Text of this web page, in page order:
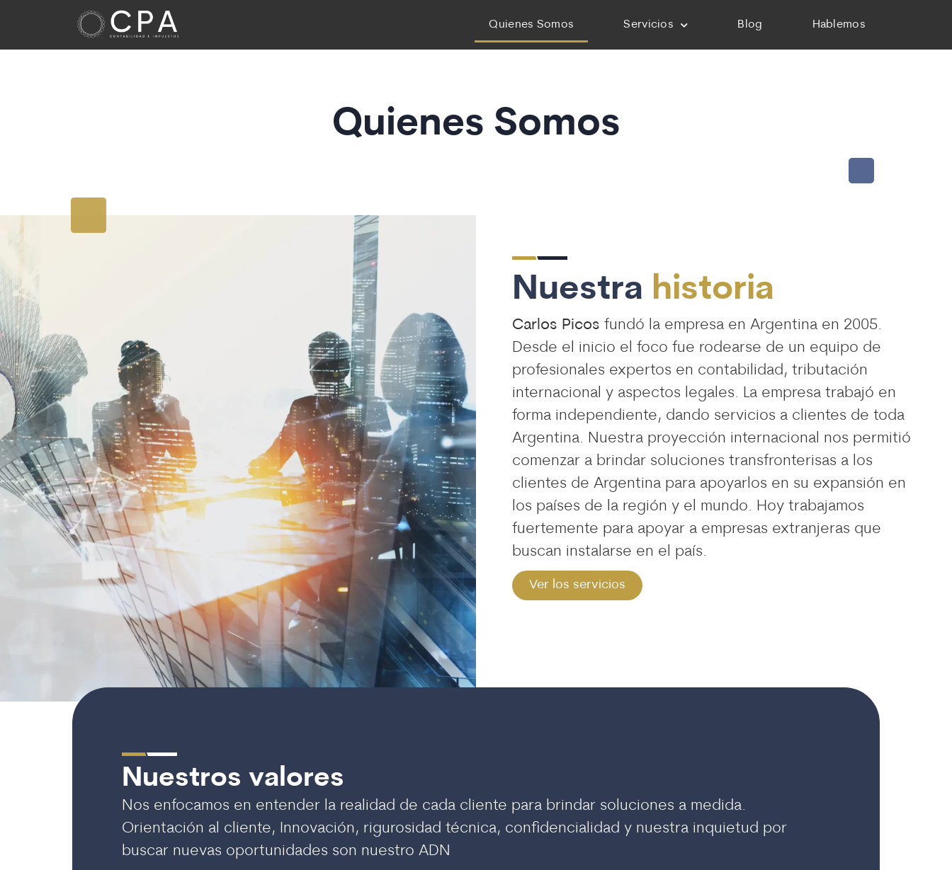
Quienes Somos Servicios Blog Hablemos
Quienes Somos
Nuestra historia
Carlos Picos fundó la empresa en Argentina en 2005.
Desde el inicio el foco fue rodearse de un equipo de
profesionales expertos en contabilidad, tributación
internacional y aspectos legales. La empresa trabajó en
forma independiente, dando servicios a clientes de toda
Argentina. Nuestra proyección internacional nos permitió
comenzar a brindar soluciones transfronterisas a los
clientes de Argentina para apoyarlos en su expansión en
los países de la región y el mundo. Hoy trabajamos
fuertemente para apoyar a empresas extranjeras que
buscan instalarse en el país.
Ver los servicios
Nuestros valores
Nos enfocamos en entender la realidad de cada cliente para brindar soluciones a medida.
Orientación al cliente, Innovación, rigurosidad técnica, confidencialidad y nuestra inquietud por
buscar nuevas oportunidades son nuestro ADN